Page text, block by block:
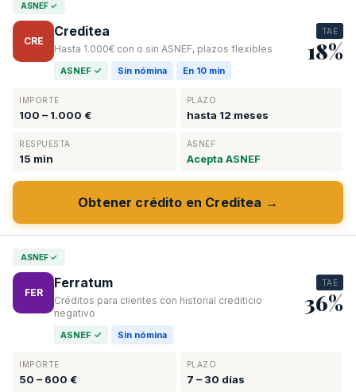
ASNEF ✓
CRE
Creditea
Hasta 1.000€ con o sin ASNEF, plazos flexibles
ASNEF ✓ Sin nómina En 10 min
TAE
18%
IMPORTE
100 – 1.000 €
PLAZO
hasta 12 meses
RESPUESTA
15 min
ASNEF
Acepta ASNEF
Obtener crédito en Creditea →
ASNEF ✓
FER
Ferratum
Créditos para clientes con historial crediticio
negativo
ASNEF ✓ Sin nómina
TAE
36%
IMPORTE
50 – 600 €
PLAZO
7 – 30 días